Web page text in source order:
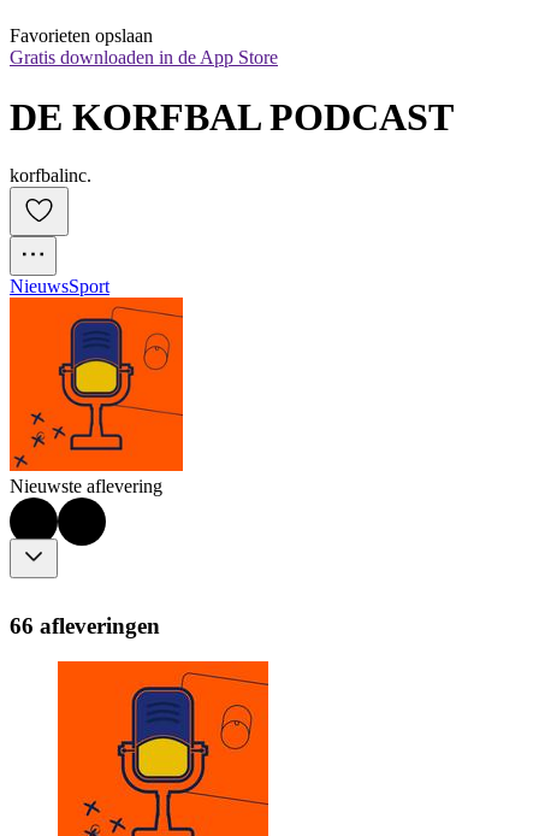
Favorieten opslaan
Gratis downloaden in de App Store
DE KORFBAL PODCAST
korfbalinc.
NieuwsSport
Nieuwste aflevering
66 afleveringen